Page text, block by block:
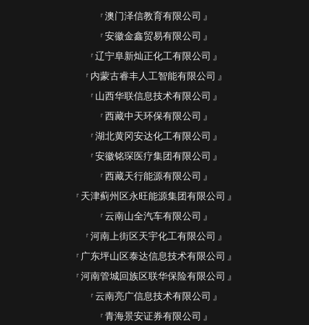
澳门泽信教育有限公司
安徽金鑫贸易有限公司
辽宁阜新灿正化工有限公司
内蒙古睿丰人工智能有限公司
山西华联信息技术有限公司
西藏中天环保有限公司
湖北黄冈安达化工有限公司
安徽铭琛医疗集团有限公司
西藏天行能源有限公司
天津蓟州区永旺能源集团有限公司
云南山全汽车有限公司
河南上街区天宇化工有限公司
广东坪山区泰达信息技术有限公司
河南管城回族区联华保险有限公司
云南亮广信息技术有限公司
青海景安证券有限公司